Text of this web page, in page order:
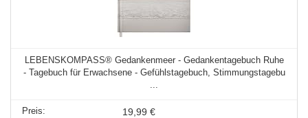
LEBENSKOMPASS® Gedankenmeer - Gedankentagebuch Ruhe
- Tagebuch für Erwachsene - Gefühlstagebuch, Stimmungstagebu
19,99 €